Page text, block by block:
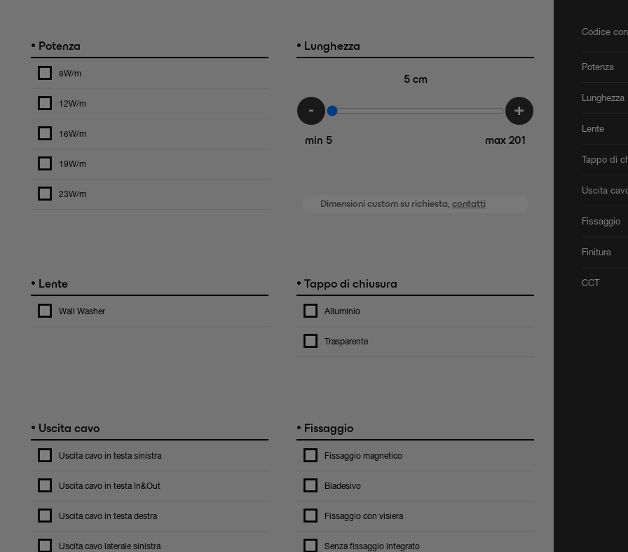
• Potenza
8W/m
12W/m
16W/m
19W/m
23W/m
• Lunghezza
5cm
min 5 max 201
- +
Dimensioni custom su richiesta, contatti
• Lente
Wall Washer
• Tappo di chiusura
Alluminio
Trasparente
• Uscita cavo
Uscita cavo in testa sinistra
Uscita cavo in testa In&Out
Uscita cavo in testa destra
Uscita cavo laterale sinistra
• Fissaggio
Fissaggio magnetico
Biadesivo
Fissaggio con visiera
Senza fissaggio integrato
Codice
Potenza
Lunghezza
Lente
Tappo di
Uscita
Fissaggio
Finitura
CCT